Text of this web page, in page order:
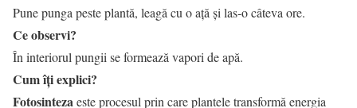
Pune punga peste plantă, leagă cu o ață și las-o câteva ore.
Ce observi?
În interiorul pungii se formează vapori de apă.
Cum îți explici?
Fotosintezaeste procesul prin care plantele transformă energia